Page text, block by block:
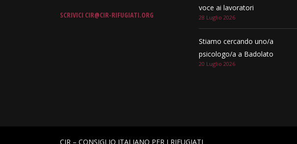
SCRIVICI CIR@CIR-RIFUGIATI.ORG
voce ai lavoratori
28 Luglio 2026
Stiamo cercando uno/a
psicologo/a a Badolato
20 Luglio 2026
CIR – CONSIGLIO ITALIANO PER I RIFUGIATI